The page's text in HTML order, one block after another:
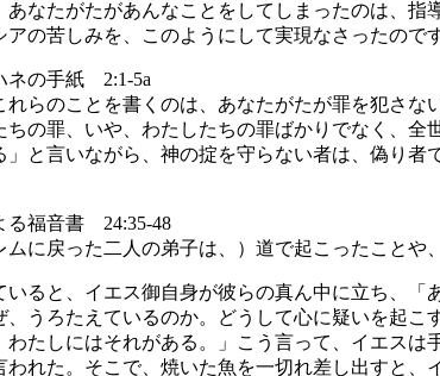
あなたがたがあんなことをしてしまったのは、
の苦しみを、このようにして実現なさったの
の手紙 2:1-5a
れらのことを書くのは、あなたがたが罪を犯さ
ちの罪、いや、わたしたちの罪ばかりでなく、
」と言いながら、神の掟を守らない者は、偽り
福音書 24:35-48
ムに戻った二人の弟子は、）道で起こったこと
いると、イエス御自身が彼らの真ん中に立ち、
、うろたえているのか。どうして心に疑いを起
わたしにはそれがある。」こう言って、イエス
れた。そこで、焼いた魚を一切れ差し出すと、